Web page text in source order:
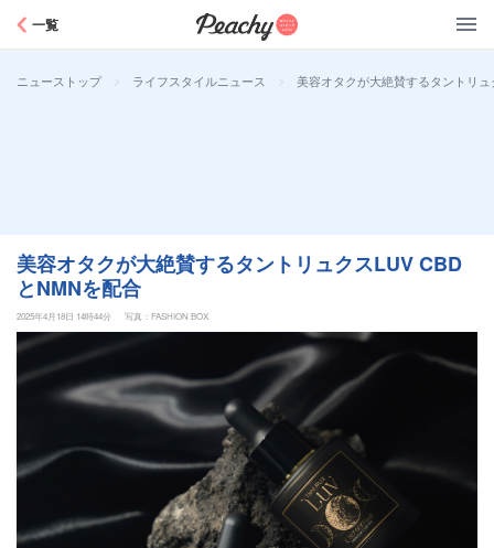
一覧
ニューストップ > ライフスタイルニュース > 美容オタクが大絶賛するタントリ
美容オタクが大絶賛するタントリュクスLUV CBD
とNMNを配合
2025年4月18日 14時44分 写真：FASHION BOX